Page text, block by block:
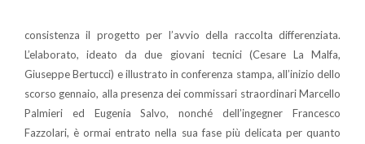
consistenza il progetto per l’avvio della raccolta differenziata.
L’elaborato, ideato da due giovani tecnici (Cesare La Malfa,
Giuseppe Bertucci) e illustrato in conferenza stampa, all’inizio dello
scorso gennaio, alla presenza dei commissari straordinari Marcello
Palmieri ed Eugenia Salvo, nonché dell’ingegner Francesco
Fazzolari, è ormai entrato nella sua fase più delicata per quanto